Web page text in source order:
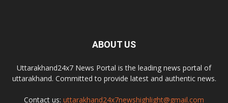
ABOUT US
Uttarakhand24x7 News Portal is the leading news portal of
uttarakhand. Committed to provide latest and authentic news.
Contact us: uttarakhand24x7newshighlight@gmail.com